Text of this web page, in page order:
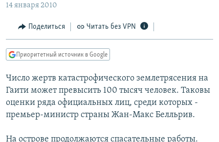
Вернутся
главной
навигации
Вернутся
поиску
ЦИТАТЫ СВОБОДЫ
МНЕНИЯ
IDEL.РЕАЛИИ
КАВКАЗ.РЕАЛИИ
СЕВЕР.РЕАЛИИ
СИБИРЬ.РЕАЛИИ
14 января 2010
Поделиться Читать без VPN
Приоритетный источник в Google
Число жертв катастрофического землетрясения на
Гаити может превысить 100 тысяч человек. Таковы
оценки ряда официальных лиц, среди которых -
премьер-министр страны Жан-Макс Белльрив.
На острове продолжаются спасательные работы.